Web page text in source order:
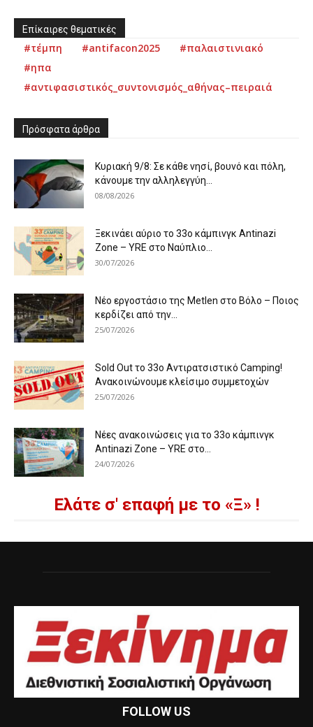
Επίκαιρες θεματικές
#τέμπη #antifacon2025
#παλαιστινιακό
#ηπα
#αντιφασιστικός_συντονισμός_αθήνας–πειραιά
Πρόσφατα άρθρα
Κυριακή 9/8: Σε κάθε νησί, βουνό και πόλη,
κάνουμε την αλληλεγγύη...
08/08/2026
Ξεκινάει αύριο το 33ο κάμπινγκ Antinazi
Zone – YRE στο Ναύπλιο...
30/07/2026
Νέο εργοστάσιο της Metlen στο Βόλο – Ποιος
κερδίζει από την...
25/07/2026
Sold Out το 33ο Αντιρατσιστικό Camping!
Ανακοινώνουμε κλείσιμο συμμετοχών
25/07/2026
Νέες ανακοινώσεις για το 33ο κάμπινγκ
Antinazi Zone – YRE στο...
24/07/2026
Ελάτε σ' επαφή με το «Ξ» !
FOLLOW US